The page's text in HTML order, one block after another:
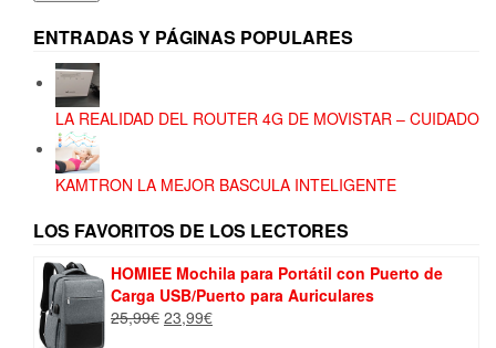
ENTRADAS Y PÁGINAS POPULARES
LA REALIDAD DEL ROUTER 4G DE MOVISTAR – CUIDADO
KAMTRON LA MEJOR BASCULA INTELIGENTE
LOS FAVORITOS DE LOS LECTORES
HOMIEE Mochila para Portátil con Puerto de
Carga USB/Puerto para Auriculares
25,99€ El
23,99€El